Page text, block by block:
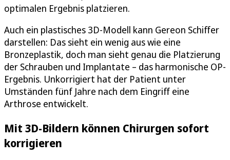
optimalen Ergebnis platzieren.
Auch ein plastisches 3D-Modell kann Gereon Schiffer
darstellen: Das sieht ein wenig aus wie eine
Bronzeplastik, doch man sieht genau die Platzierung
der Schrauben und Implantate – das harmonische OP-
Ergebnis. Unkorrigiert hat der Patient unter
Umständen fünf Jahre nach dem Eingriff eine
Arthrose entwickelt.
Mit 3D-Bildern können Chirurgen sofort
korrigieren